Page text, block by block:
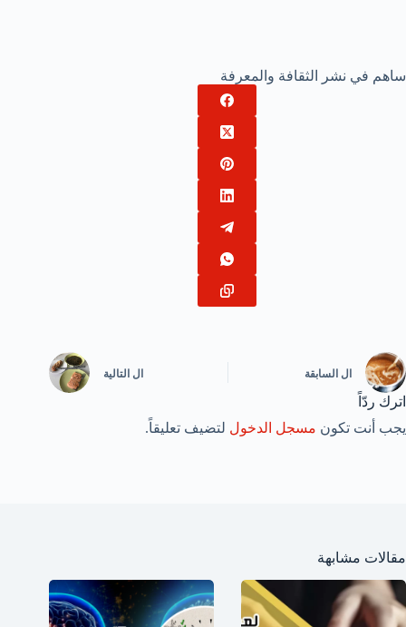
ساهم في نشر الثقافة والمعرفة
ال السابقة ال التالية
اترك ردّاً
يجب أنت تكون مسجل الدخول لتضيف تعليقاً.
مقالات مشابهة